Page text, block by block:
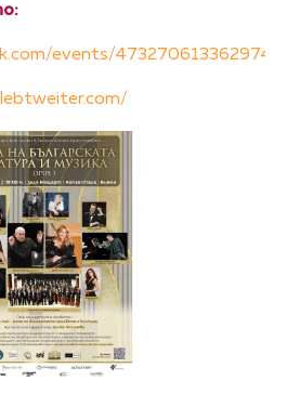
events/4732706133629740